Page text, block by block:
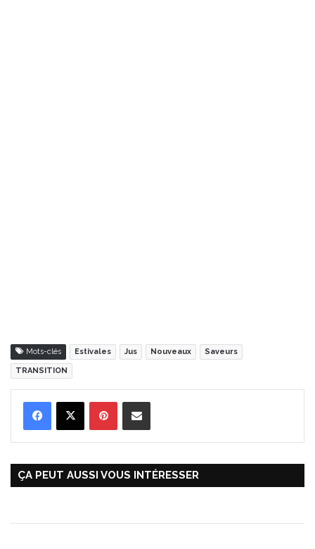
Mots-clés Estivales Jus Nouveaux Saveurs
TRANSITION
ÇA PEUT AUSSI VOUS INTÉRESSER